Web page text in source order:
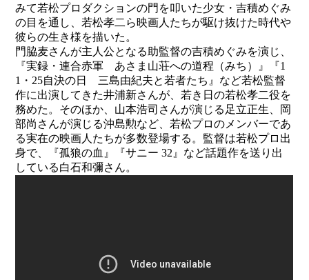
みて若松プロダクションの門を叩いた少女・吉積めぐみ
の目を通し、若松孝二ら映画人たちが駆け抜けた時代や
彼らの生き様を描いた。
門脇麦さんが主人公となる助監督の吉積めぐみを演じ、
『実録・連合赤軍 あさま山荘への道程（みち）』『1
1・25自決の日 三島由紀夫と若者たち』など若松監督
作に出演してきた井浦新さんが、若き日の若松孝二役を
務めた。そのほか、山本浩司さんが演じる足立正生、岡
部尚さんが演じる沖島勲など、若松プロのメンバーであ
る実在の映画人たちが多数登場する。監督は若松プロ出
身で、『孤狼の血』『サニー 32』など話題作を送り出
している白石和彌さん。